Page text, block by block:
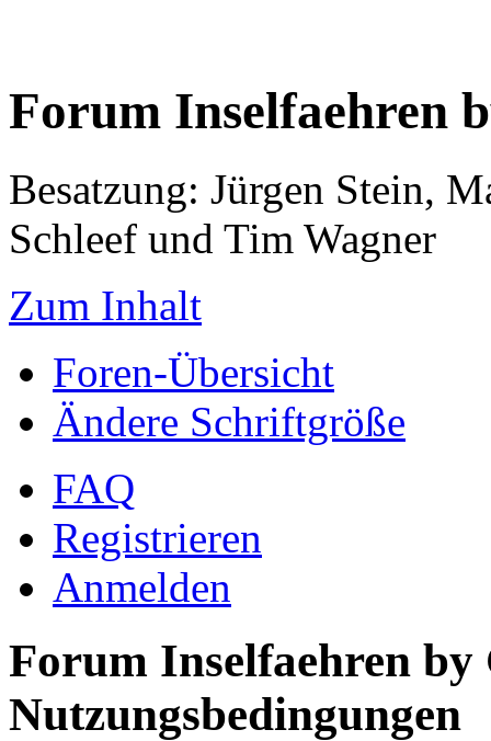
Forum Inselfaehren
Besatzung: Jürgen Stein,
Schleef und Tim Wagner
Zum Inhalt
Foren-Übersicht
Ändere Schriftgröße
FAQ
Registrieren
Anmelden
Forum Inselfaehren by
Nutzungsbedingungen